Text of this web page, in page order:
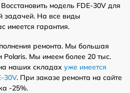
Восстановить модель FDE-30V для
задачей. На все виды
имеется гарантия.
ремонта. Мы большая
Polaris. Мы имеем более 20 тыс.
наших складах уже имеется
30V. При заказе ремонта на сайте
-25%.